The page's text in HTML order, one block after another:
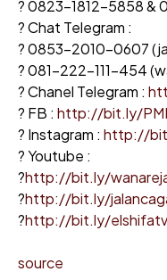
? 0823-1812-5858 &
? Chat Telegram :
? 0853-2010-0607
? 081-222-111-454
? Chanel Telegram :
? FB : http://bit.ly/
? Instagram : http://
? Youtube :
?http://bit.ly/
?http://bit.ly/
?http://bit.ly/elshifatv
source